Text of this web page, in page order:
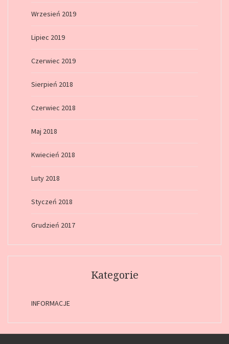
Wrzesień 2019
Lipiec 2019
Czerwiec 2019
Sierpień 2018
Czerwiec 2018
Maj 2018
Kwiecień 2018
Luty 2018
Styczeń 2018
Grudzień 2017
Kategorie
INFORMACJE